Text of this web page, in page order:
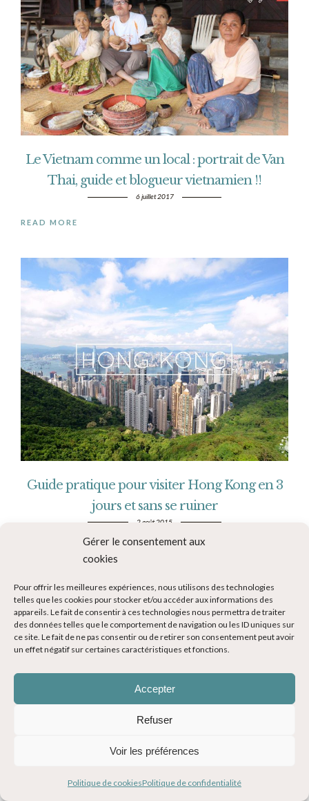
Gérer le consentement aux
cookies
Pour offrir les meilleures expériences, nous utilisons des technologies
telles que les cookies pour stocker et/ou accéder aux informations des
appareils. Le fait de consentir à ces technologies nous permettra de traiter
des données telles que le comportement de navigation ou les ID uniques sur
ce site. Le fait de ne pas consentir ou de retirer son consentement peut avoir
un effet négatif sur certaines caractéristiques et fonctions.
Accepter
Refuser
Voir les préférences
Politique de cookiesPolitique de confidentialité
Le Vietnam comme un local : portrait de Van
Thai, guide et blogueur vietnamien !!
6 juillet 2017
READ MORE
Guide pratique pour visiter Hong Kong en 3
jours et sans se ruiner
2 août 2015